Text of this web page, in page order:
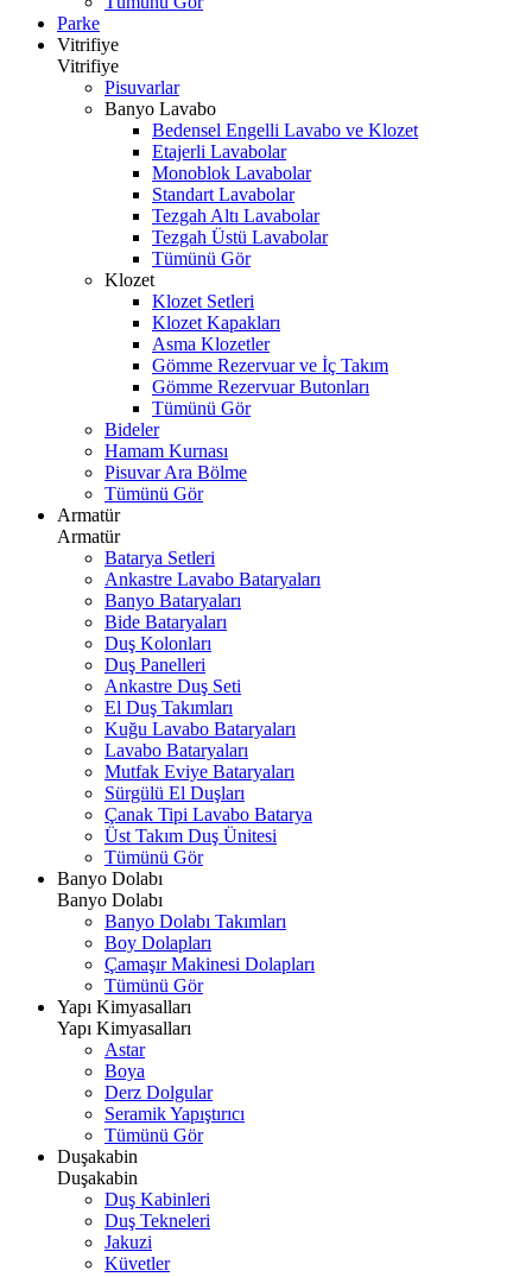
Parke
Vitrifiye
Vitrifiye
Pisuvarlar
Banyo Lavabo
Bedensel Engelli Lavabo ve Klozet
Etajerli Lavabolar
Monoblok Lavabolar
Standart Lavabolar
Tezgah Altı Lavabolar
Tezgah Üstü Lavabolar
Tümünü Gör
Klozet
Klozet Setleri
Klozet Kapakları
Asma Klozetler
Gömme Rezervuar ve İç Takım
Gömme Rezervuar Butonları
Tümünü Gör
Bideler
Hamam Kurnası
Pisuvar Ara Bölme
Tümünü Gör
Armatür
Armatür
Batarya Setleri
Ankastre Lavabo Bataryaları
Banyo Bataryaları
Bide Bataryaları
Duş Kolonları
Duş Panelleri
Ankastre Duş Seti
El Duş Takımları
Kuğu Lavabo Bataryaları
Lavabo Bataryaları
Mutfak Eviye Bataryaları
Sürgülü El Duşları
Çanak Tipi Lavabo Batarya
Üst Takım Duş Ünitesi
Tümünü Gör
Banyo Dolabı
Banyo Dolabı
Banyo Dolabı Takımları
Boy Dolapları
Çamaşır Makinesi Dolapları
Tümünü Gör
Yapı Kimyasalları
Yapı Kimyasalları
Astar
Boya
Derz Dolgular
Seramik Yapıştırıcı
Tümünü Gör
Duşakabin
Duşakabin
Duş Kabinleri
Duş Tekneleri
Jakuzi
Küvetler